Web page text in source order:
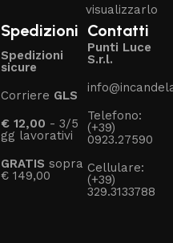
visualizzarlo
Spedizioni
Spedizioni
sicure
Corriere GLS
€ 12,00 - 3/5
gg lavorativi
GRATIS sopra
€ 149,00
Contatti
Punti Luce
S.r.l.
Telefono:
(+39)
0923.27590
Cellulare:
(+39)
329.3133788